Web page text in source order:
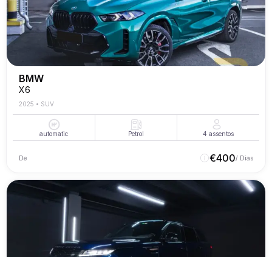
BMW
X6
2025 • SUV
automatic Petrol 4 assentos
De €400/ Dias